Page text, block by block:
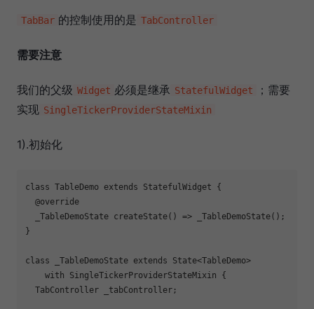
TabBar 的控制使用的是 TabController
需要注意
我们的父级 Widget 必须是继承 StatefulWidget
；需要
实现 SingleTickerProviderStateMixin
1).初始化
class TableDemo extends StatefulWidget
{
@override
_TableDemoState createState()
=> _TableDemoState();
}
class _TableDemoState extends State<TableDemo>
with
SingleTickerProviderStateMixin
{
  TabController _tabController;